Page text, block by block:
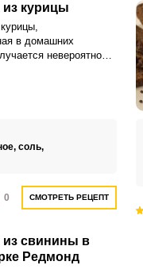
из курицы
в домашних
невероятно
соль,
0 СМОТРЕТЬ РЕЦЕПТ
из свинины в
Редмонд